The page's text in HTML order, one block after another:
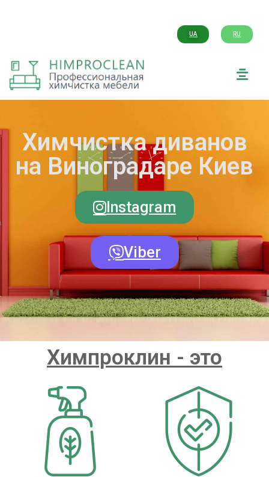
UA RU
Химчистка диванов
на Виноградаре Киев
Instagram
Viber
Химпроклин - это